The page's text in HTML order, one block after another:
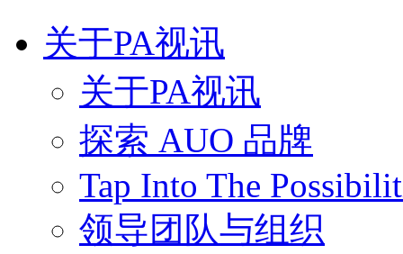
关于PA视讯
关于PA视讯
探索 AUO 品牌
Tap Into The
领导团队与组织